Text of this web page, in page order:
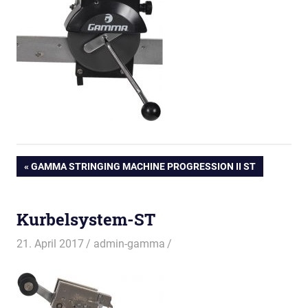
Beitragsnavigation
VORHERIGER
GAMMA STRINGING MACHINE PROGRESSION II ST
Kurbelsystem-ST
21. April 2017 admin-gamma